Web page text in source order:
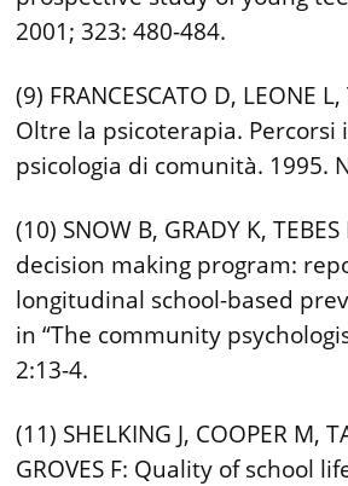
2001; 323: 480-484.
(9) FRANCESCATO D, LEONE L,
Oltre la psicoterapia. Percorsi
psicologia di comunità. 1995.
(10) SNOW B, GRADY K,
decision making program:
longitudinal school-based
in “The community
2:13-4.
(11) SHELKING J, COOPER M,
GROVES F: Quality of school